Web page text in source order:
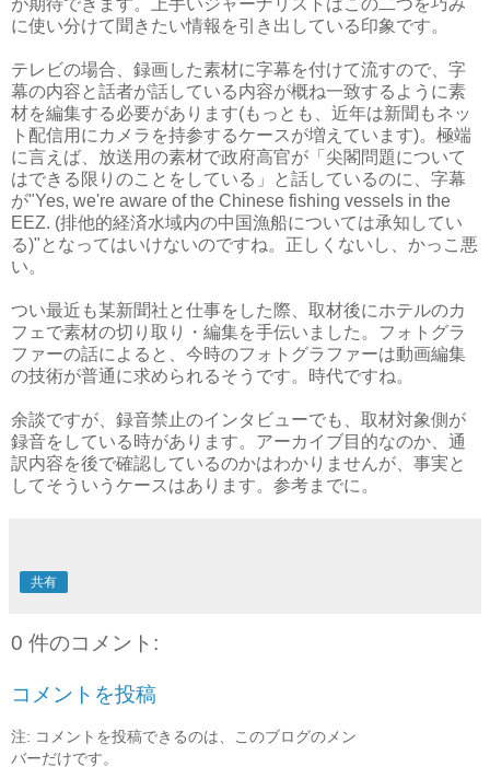
に使い分けて聞きたい情報を引き出している印象です。
テレビの場合、録画した素材に字幕を付けて流すので、字
幕の内容と話者が話している内容が概ね一致するように素
材を編集する必要があります(もっとも、近年は新聞もネッ
ト配信用にカメラを持参するケースが増えています)。極端
に言えば、放送用の素材で政府高官が「尖閣問題について
はできる限りのことをしている」と話しているのに、字幕
が"Yes, we're aware of the Chinese fishing vessels in the
EEZ. (排他的経済水域内の中国漁船については承知してい
る)"となってはいけないのですね。正しくないし、かっこ悪
い。
つい最近も某新聞社と仕事をした際、取材後にホテルのカ
フェで素材の切り取り・編集を手伝いました。フォトグラ
ファーの話によると、今時のフォトグラファーは動画編集
の技術が普通に求められるそうです。時代ですね。
余談ですが、録音禁止のインタビューでも、取材対象側が
録音をしている時があります。アーカイブ目的なのか、通
訳内容を後で確認しているのかはわかりませんが、事実と
してそういうケースはあります。参考までに。
共有
0 件のコメント:
コメントを投稿
注: コメントを投稿できるのは、このブログのメン
バーだけです。